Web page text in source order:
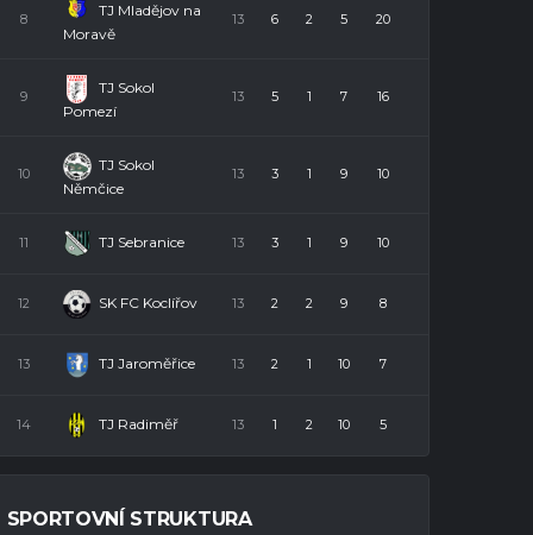
8
TJ Mladějov na
Moravě
13 6 2 5 20
9
TJ Sokol
Pomezí
13 5 1 7 16
10
TJ Sokol
Němčice
13 3 1 9 10
11 TJ Sebranice 13 3 1 9 10
12 SK FC Koclířov 13 2 2 9 8
13 TJ Jaroměřice 13 2 1 10 7
14 TJ Radiměř 13 1 2 10 5
SPORTOVNÍ STRUKTURA